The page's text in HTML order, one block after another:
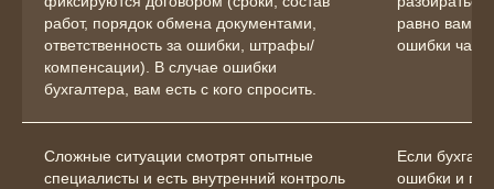
работ, порядок обмена документами,
ответственность за ошибки, штрафы/
компенсации). В случае ошибки
бухгалтера, вам есть с кого спросить.
равно вам.
ошибки
Сложные ситуации смотрят опытные
специалисты и есть внутренний контроль
Если
ошибки и
Отзывы
О компании